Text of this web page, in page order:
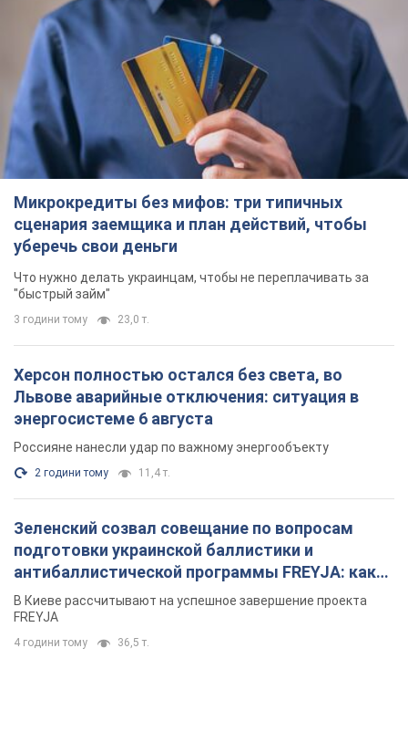
Микрокредиты без мифов: три типичных
сценария заемщика и план действий, чтобы
уберечь свои деньги
Что нужно делать украинцам, чтобы не переплачивать за
"быстрый займ"
3 години тому 23,0 т.
Херсон полностью остался без света, во
Львове аварийные отключения: ситуация в
энергосистеме 6 августа
Россияне нанесли удар по важному энергообъекту
2 години тому 11,4 т.
Зеленский созвал совещание по вопросам
подготовки украинской баллистики и
антибаллистической программы FREYJA: какие
решения готовятся
В Киеве рассчитывают на успешное завершение проекта
FREYJA
4 години тому 36,5 т.